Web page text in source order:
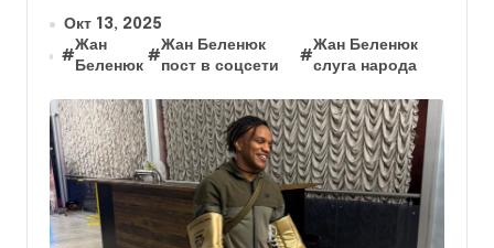
Окт 13, 2025
#
Жан
Беленюк
#
Жан Беленюк
пост в соцсети
#
Жан Беленюк
слуга народа